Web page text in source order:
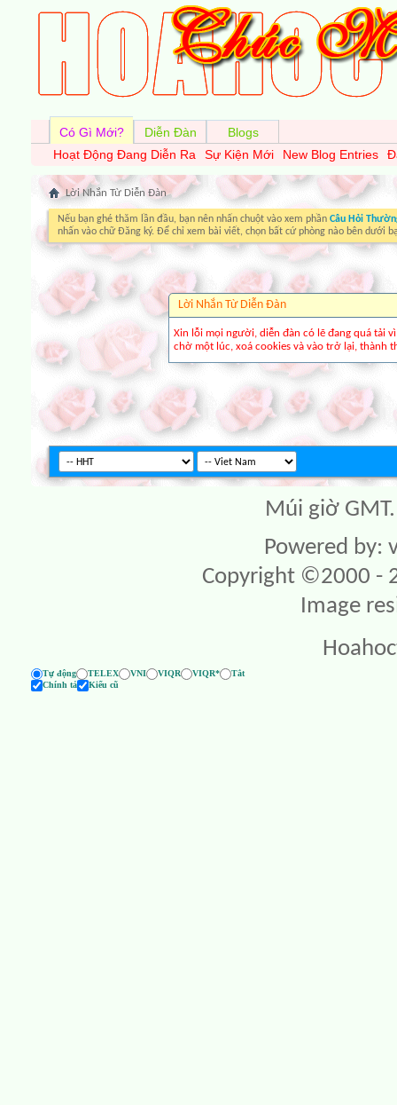
Có Gì Mới?
Hoạt Động Đang Diễn Ra
Sự Kiện Mới New Blog Entries
Diễn Đàn Blogs
Lời Nhắn Từ Diễn Ðàn
Nếu bạn ghé thăm lần đầu, bạn nên nhấn chuột vào xem phần Câu Hỏi
nhấn vào chữ Đăng ký. Để chỉ xem bài viết, chọn bất cứ phòng nào bên dưới
Lời Nhắn Từ Diễn Ðàn
Xin lỗi mọi người, diễn đàn có lẽ đang quá tải
chờ một lúc, xoá cookies và vào trở lại, thành
Múi giờ
Powered by:
Copyright ©2000 -
Image
Tự động TELEX VNI VIQR VIQR*
Tắt
Chính tả
Kiểu cũ